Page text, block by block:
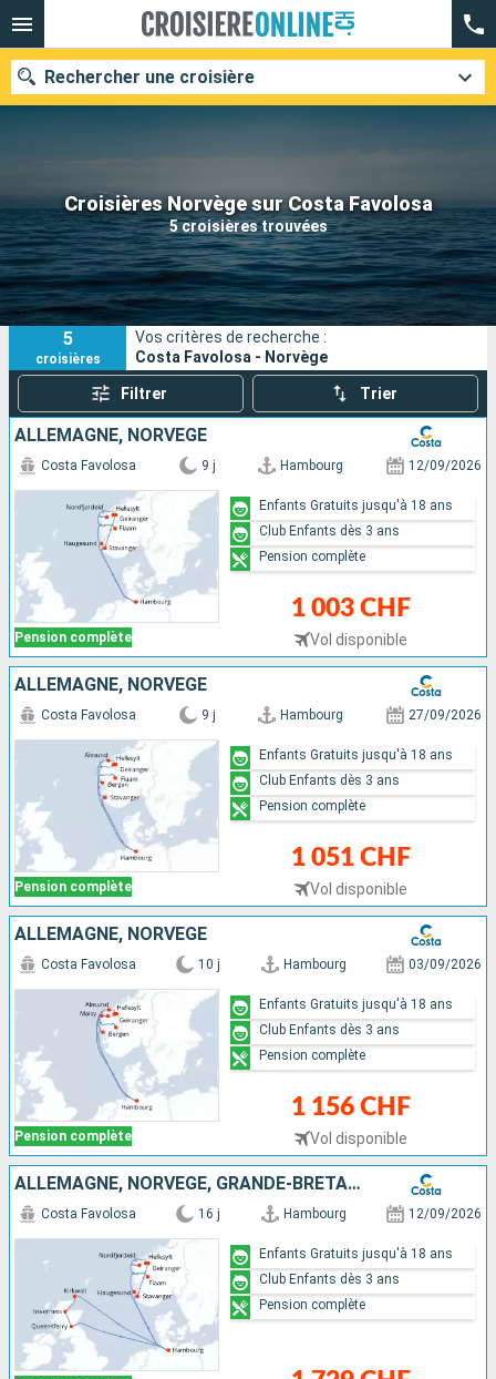
Croisières Norvège sur Costa Favolosa
5 croisières trouvées
Rechercher une croisière
Nos destinations
Mois de départ
Ports Compagnies
Rechercher
5
croisières
Vos critères de recherche :
Costa Favolosa - Norvège
Filtrer Trier
ALLEMAGNE, NORVÈGE
Pension complète
Costa Favolosa 9 j Hambourg 12/09/2026
1 003 CHF
Vol disponible
Enfants Gratuits jusqu'à 18 ans
Club Enfants dès 3 ans
Pension complète
ALLEMAGNE, NORVÈGE
Pension complète
Costa Favolosa 9 j Hambourg 27/09/2026
1 051 CHF
Vol disponible
Enfants Gratuits jusqu'à 18 ans
Club Enfants dès 3 ans
Pension complète
ALLEMAGNE, NORVÈGE
Pension complète
Costa Favolosa 10 j Hambourg 03/09/2026
1 156 CHF
Vol disponible
Enfants Gratuits jusqu'à 18 ans
Club Enfants dès 3 ans
Pension complète
ALLEMAGNE, NORVÈGE, GRANDE-BRETAGNE, ECOSSE
Costa Favolosa 16 j Hambourg 12/09/2026
Enfants Gratuits jusqu'à 18 ans
Club Enfants dès 3 ans
Pension complète